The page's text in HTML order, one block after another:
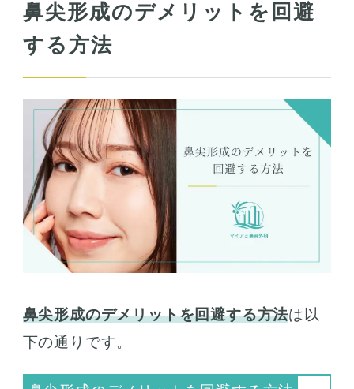
鼻尖形成のデメリットを回避
する方法
鼻尖形成のデメリットを回避する方法は以
下の通りです。